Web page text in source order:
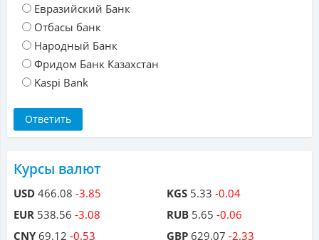
Евразийский Банк
Отбасы банк
Народный Банк
Фридом Банк Казахстан
Kaspi Bank
Курсы валют
USD 466.08 -3.85
EUR 538.56 -3.08
CNY69.12 -0.53
KGS 5.33 -0.04
RUB 5.65 -0.06
GBP 629.07 -2.33